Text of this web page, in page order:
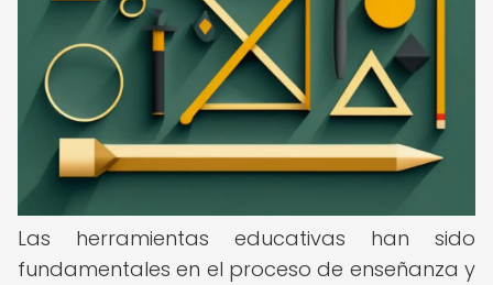
Las herramientas educativas han sido
fundamentales en el proceso de enseñanza y